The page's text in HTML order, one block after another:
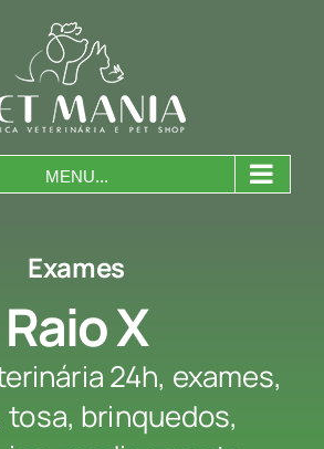
MENU...
Exames
Raio X
24h, exames,
tosa, brinquedos,